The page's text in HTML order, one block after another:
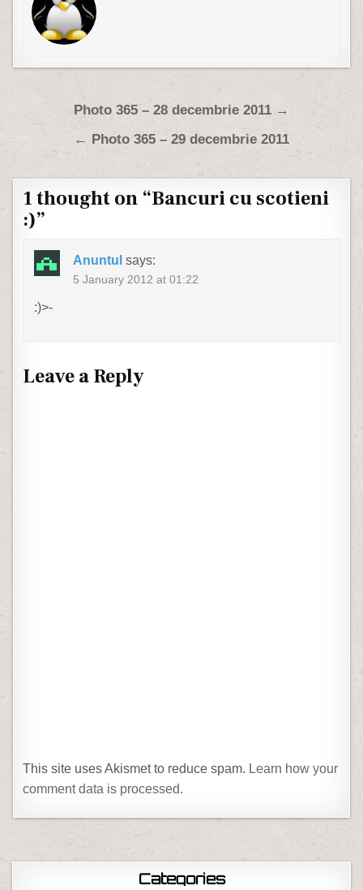
Post navigation
Photo 365 – 28 decembrie 2011 →
← Photo 365 – 29 decembrie 2011
1 thought on “Bancuri cu scotieni
:)”
Anuntul says:
5 January 2012 at 01:22
:)>-
Leave a Reply
This site uses Akismet to reduce spam. Learn how your
comment data is processed.
Categories